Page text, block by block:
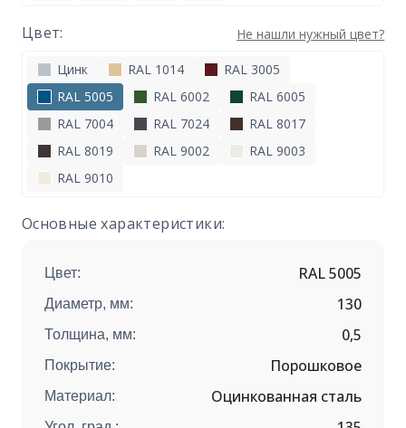
Цвет: Не нашли нужный цвет?
Цинк RAL 1014
RAL 3005
RAL 5005
RAL 6002
RAL 6005
RAL 7004
RAL 7024
RAL 8017
RAL 8019
RAL 9002
RAL 9003
RAL 9010
Основные характеристики:
Цвет: RAL 5005
Диаметр, мм: 130
Толщина, мм: 0,5
Покрытие: Порошковое
Материал: Оцинкованная сталь